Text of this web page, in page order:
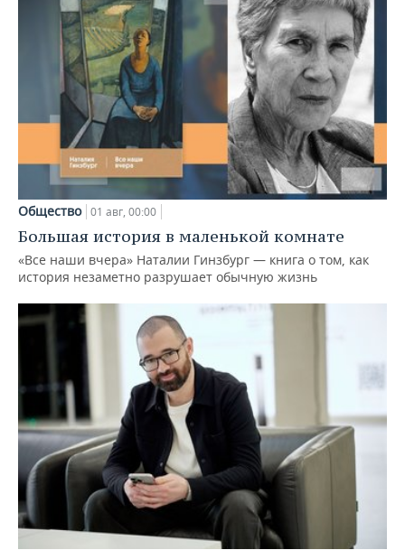
Общество 01 авг, 00:00
Большая история в маленькой комнате
«Все наши вчера» Наталии Гинзбург — книга о том, как
история незаметно разрушает обычную жизнь